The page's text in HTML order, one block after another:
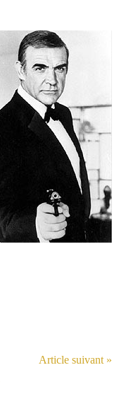
Article suivant »